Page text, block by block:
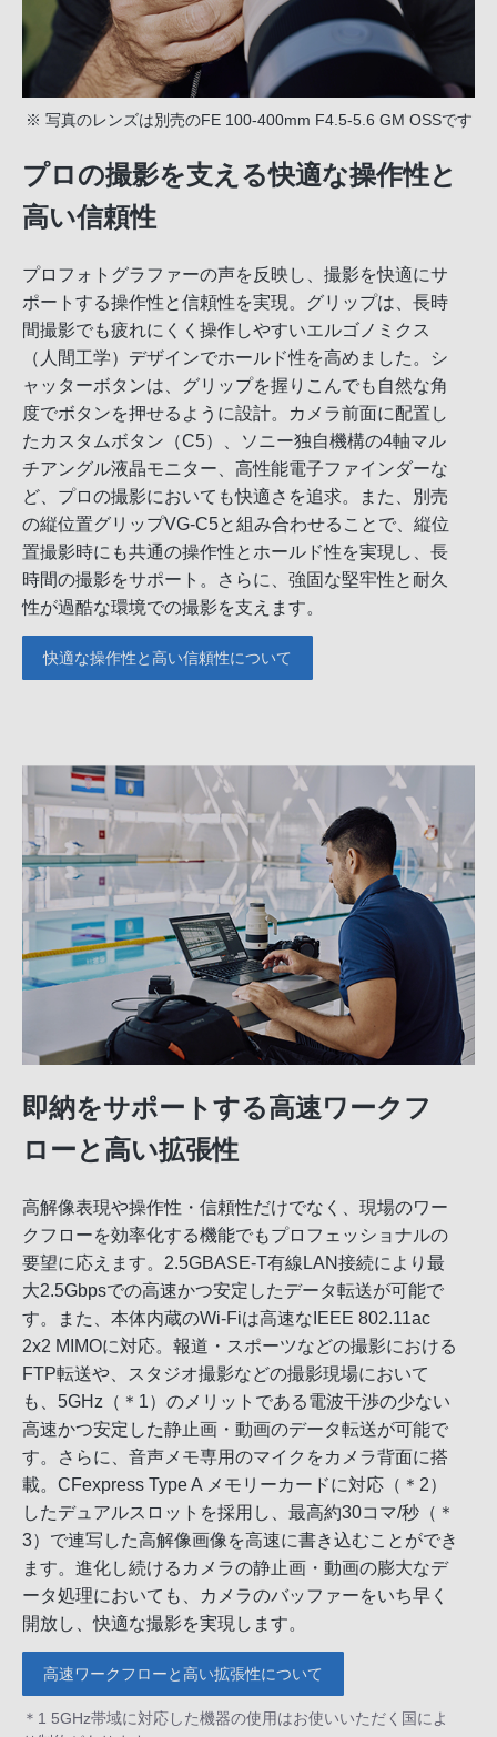
※ 写真のレンズは別売のFE 100-400mm F4.5-5.6 GM OSSです
プロの撮影を支える快適な操作性と
高い信頼性
プロフォトグラファーの声を反映し、撮影を快適にサ
ポートする操作性と信頼性を実現。グリップは、長時
間撮影でも疲れにくく操作しやすいエルゴノミクス
（人間工学）デザインでホールド性を高めました。シ
ャッターボタンは、グリップを握りこんでも自然な角
度でボタンを押せるように設計。カメラ前面に配置し
たカスタムボタン（C5）、ソニー独自機構の4軸マル
チアングル液晶モニター、高性能電子ファインダーな
ど、プロの撮影においても快適さを追求。また、別売
の縦位置グリップVG-C5と組み合わせることで、縦位
置撮影時にも共通の操作性とホールド性を実現し、長
時間の撮影をサポート。さらに、強固な堅牢性と耐久
性が過酷な環境での撮影を支えます。
快適な操作性と高い信頼性について
即納をサポートする高速ワークフ
ローと高い拡張性
高解像表現や操作性・信頼性だけでなく、現場のワー
クフローを効率化する機能でもプロフェッショナルの
要望に応えます。2.5GBASE-T有線LAN接続により最
大2.5Gbpsでの高速かつ安定したデータ転送が可能で
す。また、本体内蔵のWi-Fiは高速なIEEE 802.11ac
2x2 MIMOに対応。報道・スポーツなどの撮影における
FTP転送や、スタジオ撮影などの撮影現場において
も、5GHz（＊1）のメリットである電波干渉の少ない
高速かつ安定した静止画・動画のデータ転送が可能で
す。さらに、音声メモ専用のマイクをカメラ背面に搭
載。CFexpress Type A メモリーカードに対応（＊2）
したデュアルスロットを採用し、最高約30コマ/秒（＊
3）で連写した高解像画像を高速に書き込むことができ
ます。進化し続けるカメラの静止画・動画の膨大なデ
ータ処理においても、カメラのバッファーをいち早く
開放し、快適な撮影を実現します。
高速ワークフローと高い拡張性について
＊1 5GHz帯域に対応した機器の使用はお使いいただく国によ